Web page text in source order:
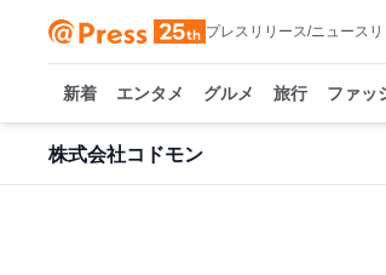
プレスリリース/ニュース
新着 エンタメ グルメ 旅行 ファッ
株式会社コドモン